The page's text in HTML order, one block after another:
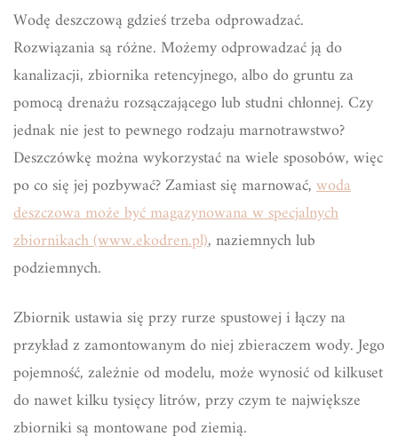
Wodę deszczową gdzieś trzeba odprowadzać.
Rozwiązania są różne. Możemy odprowadzać ją do
kanalizacji, zbiornika retencyjnego, albo do gruntu za
pomocą drenażu rozsączającego lub studni chłonnej. Czy
jednak nie jest to pewnego rodzaju marnotrawstwo?
Deszczówkę można wykorzystać na wiele sposobów, więc
po co się jej pozbywać? Zamiast się marnować,woda
deszczowa może być magazynowana w specjalnych
zbiornikach (www.ekodren.pl), naziemnych lub
podziemnych.
Zbiornik ustawia się przy rurze spustowej i łączy na
przykład z zamontowanym do niej zbieraczem wody. Jego
pojemność, zależnie od modelu, może wynosić od kilkuset
do nawet kilku tysięcy litrów, przy czym te największe
zbiorniki są montowane pod ziemią.